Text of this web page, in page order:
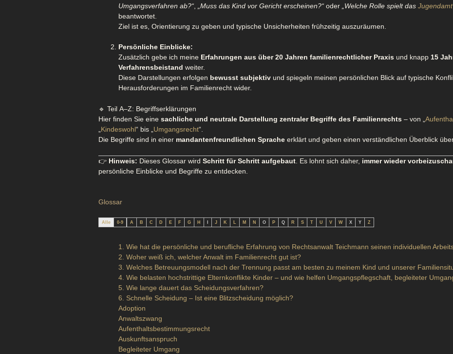
Umgangsverfahren ab?“, „Muss das Kind vor Gericht erscheinen?“oder „Welche Rolle spielt das Jugendamt
beantwortet.
Ziel ist es, Orientierung zu geben und typische Unsicherheiten frühzeitig auszuräumen.
Persönliche Einblicke:
Zusätzlich gebe ich meine Erfahrungen aus über 20 Jahren familienrechtlicher Praxisund knapp 15
Verfahrensbeistand weiter.
Diese Darstellungen erfolgen bewusst subjektivund spiegeln meinen persönlichen Blick auf typische
Herausforderungen im Familienrecht wider.
🔹 Teil A–Z: Begriffserklärungen
Hier finden Sie eine sachliche und neutrale Darstellung zentraler Begriffe des Familienrechts – von „
„Kindeswohl “ bis „Umgangsrecht“.
Die Begriffe sind in einer mandantenfreundlichen Sprache erklärt und geben einen verständlichen Überblick
👉 Hinweis: Dieses Glossar wird Schritt für Schritt aufgebaut . Es lohnt sich daher, immer wieder
persönliche Einblicke und Begriffe zu entdecken.
Glossar
Alle 0-9 A B C D E F G H J K L M N O P Q R S T U V W X Y Z
1. Wie hat die persönliche und berufliche Erfahrung von Rechtsanwalt Teichmann seinen individuellen
2. Woher weiß ich, welcher Anwalt im Familienrecht gut ist?
3. Welches Betreuungsmodell nach der Trennung passt am besten zu meinem Kind und unserer
4. Wie belasten hochstrittige Elternkonflikte Kinder – und wie helfen Umgangspflegschaft, begleiteter
5. Wie lange dauert das Scheidungsverfahren?
6. Schnelle Scheidung – Ist eine Blitzscheidung möglich?
Adoption
Anwaltszwang
Aufenthaltsbestimmungsrecht
Auskunftsanspruch
Begleiteter Umgang